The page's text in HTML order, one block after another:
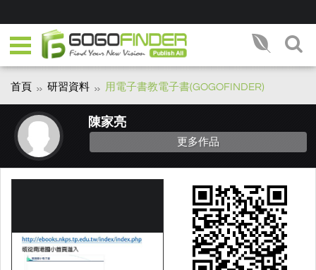
首頁 研習資料 用電子書教電子書(GOGOFINDER)
陳家亮
更多作品